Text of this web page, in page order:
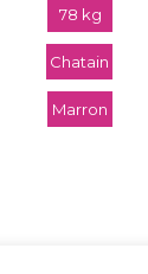
78 kg
Chatain
Marron